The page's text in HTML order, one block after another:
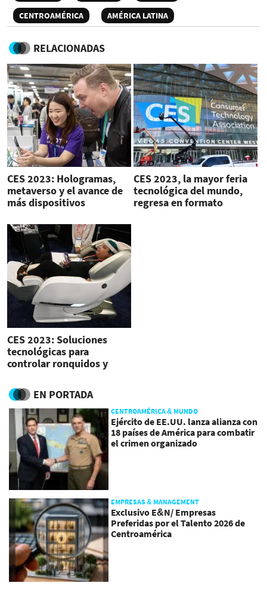
CENTROAMÉRICA
AMÉRICA LATINA
RELACIONADAS
CES 2023: Hologramas,
metaverso y el avance de
más dispositivos
CES 2023, la mayor feria
tecnológica del mundo,
regresa en formato
CES 2023: Soluciones
tecnológicas para
controlar ronquidos y
EN PORTADA
CENTROAMÉRICA & MUNDO
Ejército de EE.UU. lanza alianza con
18 países de América para combatir
el crimen organizado
EMPRESAS & MANAGEMENT
Exclusivo E&N/ Empresas
Preferidas por el Talento 2026 de
Centroamérica